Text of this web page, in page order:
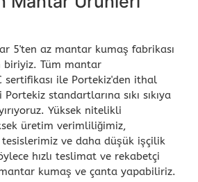
5'ten az mantar kumaş fabrikası
Tüm mantar
sertifikası ile Portekiz'den ithal
standartlarına sıkı sıkıya
Yüksek nitelikli
üretim verimliliğimiz,
ve daha düşük işçilik
hızlı teslimat ve rekabetçi
kumaş ve çanta yapabiliriz.